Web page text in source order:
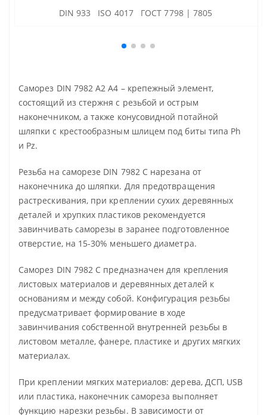
DIN 933 ISO 4017 ГОСТ 7798 | 7805
Саморез DIN 7982 А2 А4 – крепежный элемент,
состоящий из стержня с резьбой и острым
наконечником, а также конусовидной потайной
шляпки с крестообразным шлицем под биты типа Ph
и Pz.
Резьба на саморезе DIN 7982 C нарезана от
наконечника до шляпки. Для предотвращения
растрескивания, при креплении сухих деревянных
деталей и хрупких пластиков рекомендуется
завинчивать саморезы в заранее подготовленное
отверстие, на 15-30% меньшего диаметра.
Саморез DIN 7982 C предназначен для крепления
листовых материалов и деревянных деталей к
основаниям и между собой. Конфигурация резьбы
предусматривает формирование в ходе
завинчивания собственной внутренней резьбы в
листовом металле, фанере, пластике и других мягких
материалах.
При креплении мягких материалов: дерева, ДСП, USB
или пластика, наконечник самореза выполняет
функцию нарезки резьбы. В зависимости от